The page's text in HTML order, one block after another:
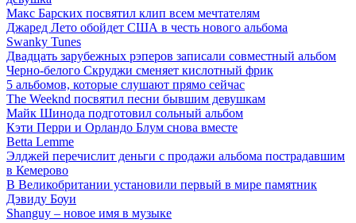
Макс Барских посвятил клип всем мечтателям
Джаред Лето обойдет США в честь нового альбома
Swanky Tunes
Двадцать зарубежных рэперов записали совместный альбом
Черно-белого Скруджи сменяет кислотный фрик
5 альбомов, которые слушают прямо сейчас
The Weeknd посвятил песни бывшим девушкам
Майк Шинода подготовил сольный альбом
Кэти Перри и Орландо Блум снова вместе
Betta Lemme
Элджей перечислит деньги с продажи альбома пострадавшим
в Кемерово
В Великобритании установили первый в мире памятник
Дэвиду Боуи
Shanguy – новое имя в музыке